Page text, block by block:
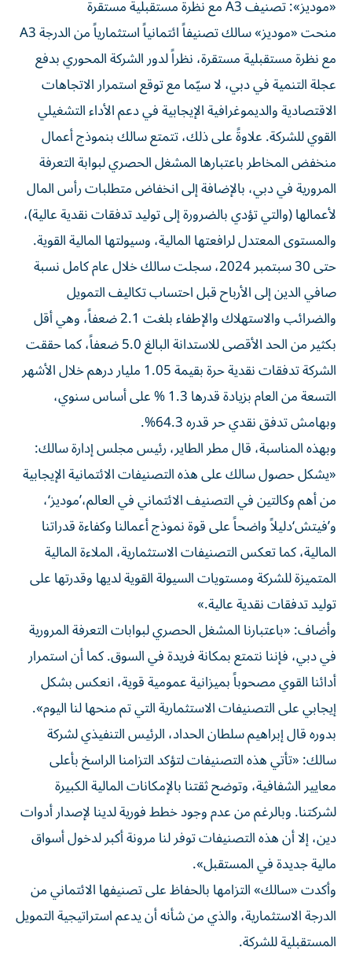
«موديز»: تصنيف A3 مع نظرة مستقبلية مستقرة
منحت «موديز» سالك تصنيفاً ائتمانياً استثمارياً من الدرجة A3
مع نظرة مستقبلية مستقرة، نظراً لدور الشركة المحوري بدفع
عجلة التنمية في دبي، لا سيّما مع توقع استمرار الاتجاهات
الاقتصادية والديموغرافية الإيجابية في دعم الأداء التشغيلي
القوي للشركة. علاوةً على ذلك، تتمتع سالك بنموذج أعمال
منخفض المخاطر باعتبارها المشغل الحصري لبوابة التعرفة
المرورية في دبي، بالإضافة إلى انخفاض متطلبات رأس المال
لأعمالها (والتي تؤدي بالضرورة إلى توليد تدفقات نقدية عالية)،
والمستوى المعتدل لرافعتها المالية، وسيولتها المالية القوية.
حتى 30 سبتمبر 2024، سجلت سالك خلال عام كامل نسبة
صافي الدين إلى الأرباح قبل احتساب تكاليف التمويل
والضرائب والاستهلاك والإطفاء بلغت 2.1 ضعفاً، وهي أقل
بكثير من الحد الأقصى للاستدانة البالغ 5.0 ضعفاً، كما حققت
الشركة تدفقات نقدية حرة بقيمة 1.05 مليار درهم خلال الأشهر
التسعة من العام بزيادة قدرها 1.3 % على أساس سنوي،
وبهامش تدفق نقدي حر قدره 64.3%.
وبهذه المناسبة، قال مطر الطاير، رئيس مجلس إدارة سالك:
«يشكل حصول سالك على هذه التصنيفات الائتمانية الإيجابية
من أهم وكالتين في التصنيف الائتماني في العالم،’موديز‘،
و’فيتش‘دليلاً واضحاً على قوة نموذج أعمالنا وكفاءة قدراتنا
المالية، كما تعكس التصنيفات الاستثمارية، الملاءة المالية
المتميزة للشركة ومستويات السيولة القوية لديها وقدرتها على
توليد تدفقات نقدية عالية.»
وأضاف: «باعتبارنا المشغل الحصري لبوابات التعرفة المرورية
في دبي، فإننا نتمتع بمكانة فريدة في السوق. كما أن استمرار
أدائنا القوي مصحوباً بميزانية عمومية قوية، انعكس بشكل
إيجابي على التصنيفات الاستثمارية التي تم منحها لنا اليوم».
بدوره قال إبراهيم سلطان الحداد، الرئيس التنفيذي لشركة
سالك: «تأتي هذه التصنيفات لتؤكد التزامنا الراسخ بأعلى
معايير الشفافية، وتوضح ثقتنا بالإمكانات المالية الكبيرة
لشركتنا. وبالرغم من عدم وجود خطط فورية لدينا لإصدار أدوات
دين، إلا أن هذه التصنيفات توفر لنا مرونة أكبر لدخول أسواق
مالية جديدة في المستقبل».
وأكدت «سالك» التزامها بالحفاظ على تصنيفها الائتماني من
الدرجة الاستثمارية، والذي من شأنه أن يدعم استراتيجية التمويل
المستقبلية للشركة.